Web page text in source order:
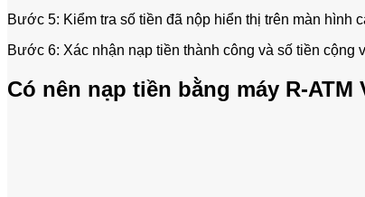
Bước 5: Kiểm tra số tiền đã nộp hiển thị trên màn hình
Bước 6: Xác nhận nạp tiền thành công và số tiền cộng
Có nên nạp tiền bằng máy R-